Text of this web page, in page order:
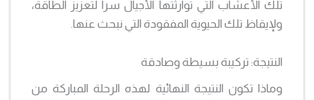
تلك الأعشاب التي توارثتها الأجيال سرا لتعزيز الطاقة،
ولإيقاظ تلك الحيوية المفقودة التي نبحث عنها.
النتيجة: تركيبة بسيطة وصادقة
وماذا تكون النتيجة النهائية لهذه الرحلة المباركة من